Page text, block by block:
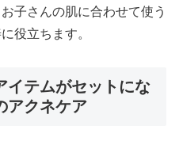
子さんの肌に合わせて使う
役立ちます。
イテムがセットにな
アクネケア